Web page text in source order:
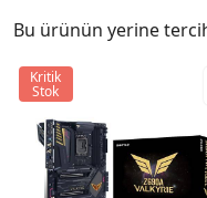
Bu ürünün yerine
Kritik
Stok